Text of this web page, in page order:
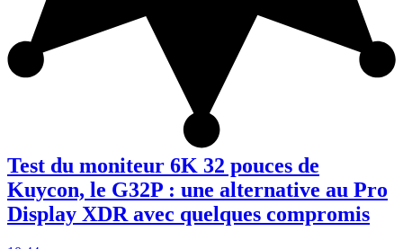
Test du moniteur 6K 32 pouces de
Kuycon, le G32P : une alternative au Pro
Display XDR avec quelques compromis